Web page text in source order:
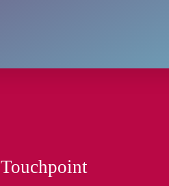
Touchpoint